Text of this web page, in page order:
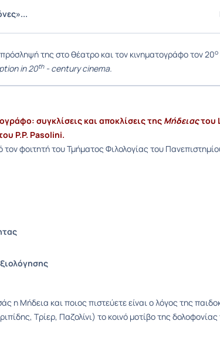
της στο θέατρο και τον κινηματογράφο τον 20ο
in 20th- century cinema.
συγκλίσεις και αποκλίσεις της Μήδειαςτου
P.P. Pasolini.
φοιτητή του Τμήματος Φιλολογίας του
η Μήδεια και ποιος πιστεύετε είναι ο λόγος της
Τρίερ, Παζολίνι) το κοινό μοτίβο της